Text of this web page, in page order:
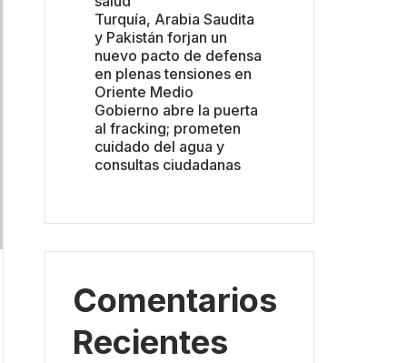
Turquía, Arabia Saudita
y Pakistán forjan un
nuevo pacto de defensa
en plenas tensiones en
Oriente Medio
Gobierno abre la puerta
al fracking; prometen
cuidado del agua y
consultas ciudadanas
Comentarios
Recientes